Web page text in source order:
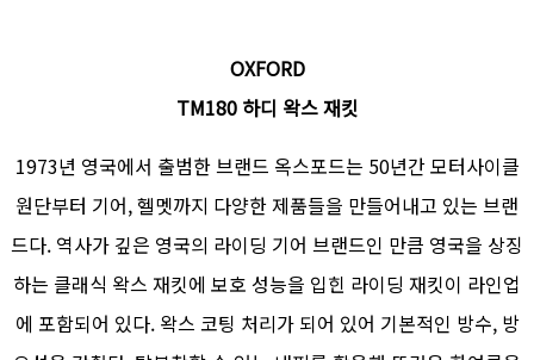
OXFORD
TM180 하디 왁스 재킷
1973년 영국에서 출범한 브랜드 옥스포드는 50년간 모터사이클
원단부터 기어, 헬멧까지 다양한 제품들을 만들어내고 있는 브랜
드다. 역사가 깊은 영국의 라이딩 기어 브랜드인 만큼 영국을 상징
하는 클래식 왁스 재킷에 보호 성능을 입힌 라이딩 재킷이 라인업
에 포함되어 있다. 왁스 코팅 처리가 되어 있어 기본적인 방수, 방